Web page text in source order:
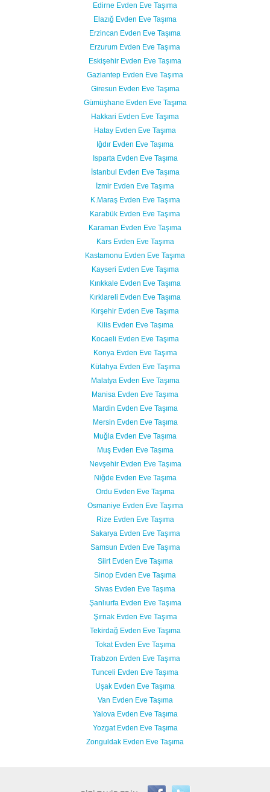
Edirne Evden Eve Taşıma
Elazığ Evden Eve Taşıma
Erzincan Evden Eve Taşıma
Erzurum Evden Eve Taşıma
Eskişehir Evden Eve Taşıma
Gaziantep Evden Eve Taşıma
Giresun Evden Eve Taşıma
Gümüşhane Evden Eve Taşıma
Hakkari Evden Eve Taşıma
Hatay Evden Eve Taşıma
Iğdır Evden Eve Taşıma
Isparta Evden Eve Taşıma
İstanbul Evden Eve Taşıma
İzmir Evden Eve Taşıma
K.Maraş Evden Eve Taşıma
Karabük Evden Eve Taşıma
Karaman Evden Eve Taşıma
Kars Evden Eve Taşıma
Kastamonu Evden Eve Taşıma
Kayseri Evden Eve Taşıma
Kırıkkale Evden Eve Taşıma
Kırklareli Evden Eve Taşıma
Kırşehir Evden Eve Taşıma
Kilis Evden Eve Taşıma
Kocaeli Evden Eve Taşıma
Konya Evden Eve Taşıma
Kütahya Evden Eve Taşıma
Malatya Evden Eve Taşıma
Manisa Evden Eve Taşıma
Mardin Evden Eve Taşıma
Mersin Evden Eve Taşıma
Muğla Evden Eve Taşıma
Muş Evden Eve Taşıma
Nevşehir Evden Eve Taşıma
Niğde Evden Eve Taşıma
Ordu Evden Eve Taşıma
Osmaniye Evden Eve Taşıma
Rize Evden Eve Taşıma
Sakarya Evden Eve Taşıma
Samsun Evden Eve Taşıma
Siirt Evden Eve Taşıma
Sinop Evden Eve Taşıma
Sivas Evden Eve Taşıma
Şanlıurfa Evden Eve Taşıma
Şırnak Evden Eve Taşıma
Tekirdağ Evden Eve Taşıma
Tokat Evden Eve Taşıma
Trabzon Evden Eve Taşıma
Tunceli Evden Eve Taşıma
Uşak Evden Eve Taşıma
Van Evden Eve Taşıma
Yalova Evden Eve Taşıma
Yozgat Evden Eve Taşıma
Zonguldak Evden Eve Taşıma